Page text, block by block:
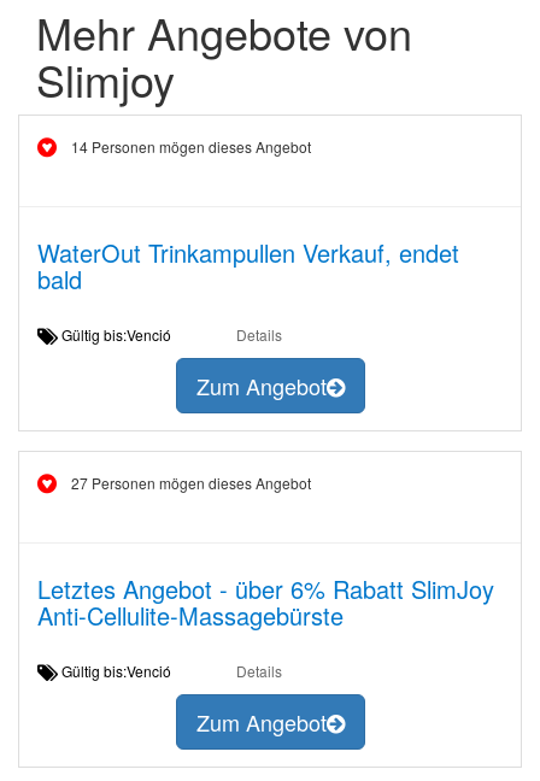
Mehr Angebote von
Slimjoy
14 Personen mögen dieses Angebot
WaterOut Trinkampullen Verkauf, endet
bald
Gültig bis:Venció Details
Zum Angebot
27 Personen mögen dieses Angebot
Letztes Angebot - über 6% Rabatt SlimJoy
Anti-Cellulite-Massagebürste
Gültig bis:Venció Details
Zum Angebot